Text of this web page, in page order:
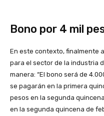
Bono por 4 mil
En este contexto, finalmente
para el sector de la industria
manera: “El bono será de
se pagarán en la primera
pesos en la segunda
en la segunda quincena de